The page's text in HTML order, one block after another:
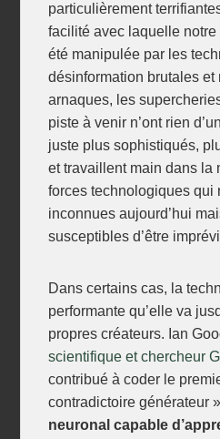
particulièrement
facilité avec laquelle
été manipulée par les
désinformation brutales et
arnaques, les
piste à venir n’ont rien
juste plus sophistiqués,
et travaillent main dans la
forces technologiques qui
inconnues aujourd’hui
susceptibles d’être
Dans certains cas, la
performante qu’elle va
propres créateurs. Ian
scientifique et chercheur
contribué à coder le
contradictoire générateur
neuronal capable